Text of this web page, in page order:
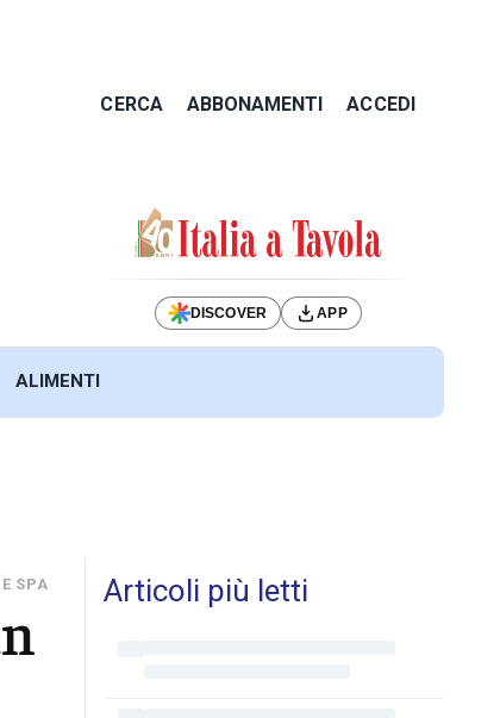
CERCA ABBONAMENTI ACCEDI
DISCOVER APP
ALIMENTI
SPA Articoli più letti